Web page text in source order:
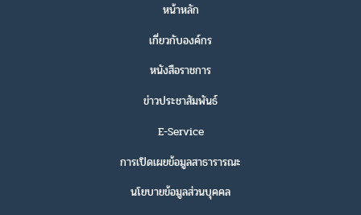
หน้าหลัก
เกี่ยวกับองค์กร
หนังสือราชการ
ข่าวประชาสัมพันธ์
E-Service
การเปิดเผยข้อมูลสาธารารณะ
นโยบายข้อมูลส่วนบุคคล